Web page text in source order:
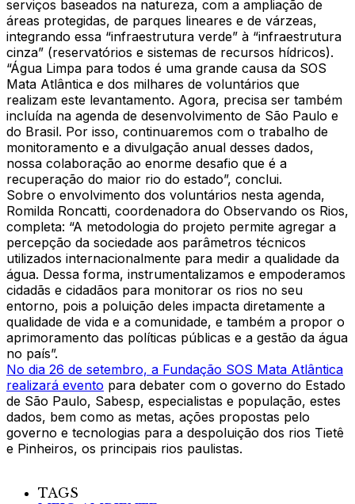
serviços baseados na natureza, com a ampliação de
áreas protegidas, de parques lineares e de várzeas,
integrando essa “infraestrutura verde” à “infraestrutura
cinza” (reservatórios e sistemas de recursos hídricos).
“Água Limpa para todos é uma grande causa da SOS
Mata Atlântica e dos milhares de voluntários que
realizam este levantamento. Agora, precisa ser também
incluída na agenda de desenvolvimento de São Paulo e
do Brasil. Por isso, continuaremos com o trabalho de
monitoramento e a divulgação anual desses dados,
nossa colaboração ao enorme desafio que é a
recuperação do maior rio do estado”, conclui.
Sobre o envolvimento dos voluntários nesta agenda,
Romilda Roncatti, coordenadora do Observando os Rios,
completa: “A metodologia do projeto permite agregar a
percepção da sociedade aos parâmetros técnicos
utilizados internacionalmente para medir a qualidade da
água. Dessa forma, instrumentalizamos e empoderamos
cidadãs e cidadãos para monitorar os rios no seu
entorno, pois a poluição deles impacta diretamente a
qualidade de vida e a comunidade, e também a propor o
aprimoramento das políticas públicas e a gestão da água
no país”.
No dia 26 de setembro, a Fundação SOS Mata Atlântica
realizará evento para debater com o governo do Estado
de São Paulo, Sabesp, especialistas e população, estes
dados, bem como as metas, ações propostas pelo
governo e tecnologias para a despoluição dos rios Tietê
e Pinheiros, os principais rios paulistas.
TAGS